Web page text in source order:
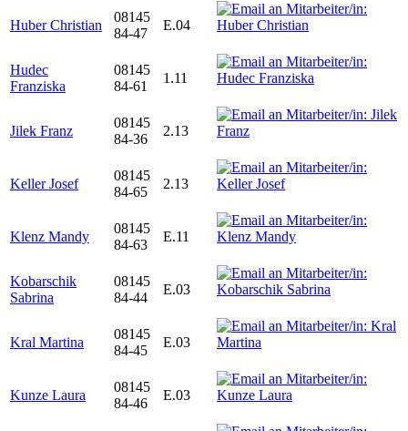
Huber Christian
08145
84-47
E.04
Hudec
Franziska
08145
84-61
1.11
Jilek Franz
08145
84-36
2.13
Keller Josef
08145
84-65
2.13
Klenz Mandy
08145
84-63
E.11
Kobarschik
Sabrina
08145
84-44
E.03
Kral Martina
08145
84-45
E.03
Kunze Laura
08145
84-46
E.03